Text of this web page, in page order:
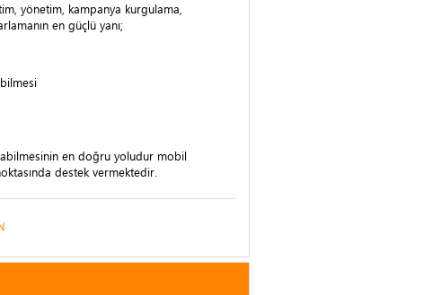
yönetim, kampanya kurgulama,
en güçlü yanı;
en doğru yoludur mobil
destek vermektedir.